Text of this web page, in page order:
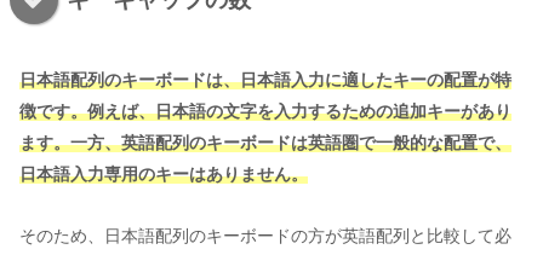
日本語配列のキーボードは、日本語入力に適したキーの配置が特
徴です。例えば、日本語の文字を入力するための追加キーがあり
ます。一方、英語配列のキーボードは英語圏で一般的な配置で、
日本語入力専用のキーはありません。
そのため、日本語配列のキーボードの方が英語配列と比較して必